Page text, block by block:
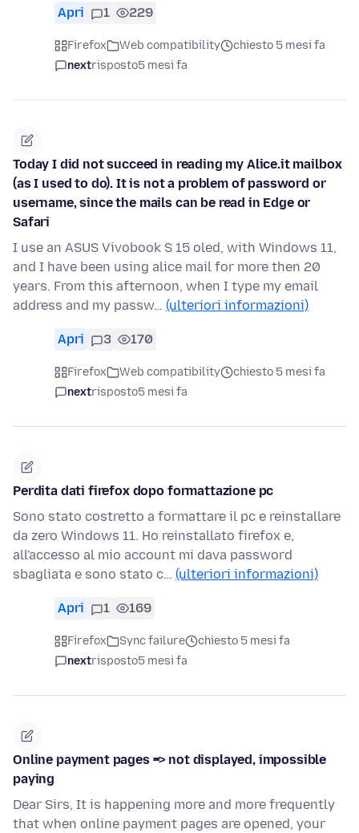
Apri 1 229
Firefox Web compatibility
chiesto 5 mesi fa
nextrisposto5 mesi fa
Today I did not succeed in reading my Alice.it mailbox
(as I used to do). It is not a problem of password or
username, since the mails can be read in Edge or
Safari
I use an ASUS Vivobook S 15 oled, with Windows 11,
and I have been using alice mail for more then 20
years. From this afternoon, when I type my email
address and my passw… (ulteriori informazioni)
Apri 3 170
Firefox Web compatibility
chiesto 5 mesi fa
nextrisposto5 mesi fa
Perdita dati firefox dopo formattazione pc
Sono stato costretto a formattare il pc e reinstallare
da zero Windows 11. Ho reinstallato firefox e,
all'accesso al mio account mi dava password
sbagliata e sono stato c… (ulteriori informazioni)
Apri 1 169
Firefox Sync failure
chiesto 5 mesi fa
nextrisposto5 mesi fa
Online payment pages => not displayed, impossible
paying
Dear Sirs, It is happening more and more frequently
that when online payment pages are opened, your